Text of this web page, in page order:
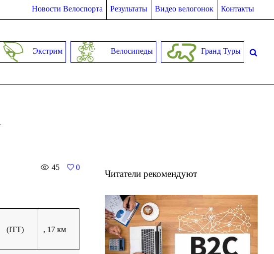
Новости Велоспорта Результаты Видео велогонок Контакты
Экстрим Велосипеды Гранд Туры
45
0
(ITT) , 17 км
Читатели рекомендуют